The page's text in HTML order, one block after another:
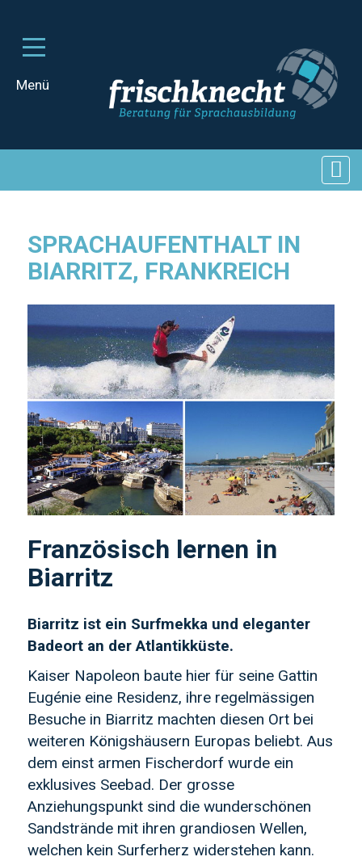
SPRACHAUFENTHALT IN
BIARRITZ, FRANKREICH
Französisch lernen in
Biarritz
Biarritz ist ein Surfmekka und eleganter
Badeort an der Atlantikküste.
Kaiser Napoleon baute hier für seine Gattin
Eugénie eine Residenz, ihre regelmässigen
Besuche in Biarritz machten diesen Ort bei
weiteren Königshäusern Europas beliebt. Aus
dem einst armen Fischerdorf wurde ein
exklusives Seebad. Der grosse
Anziehungspunkt sind die wunderschönen
Sandstrände mit ihren grandiosen Wellen,
welchen kein Surferherz widerstehen kann.